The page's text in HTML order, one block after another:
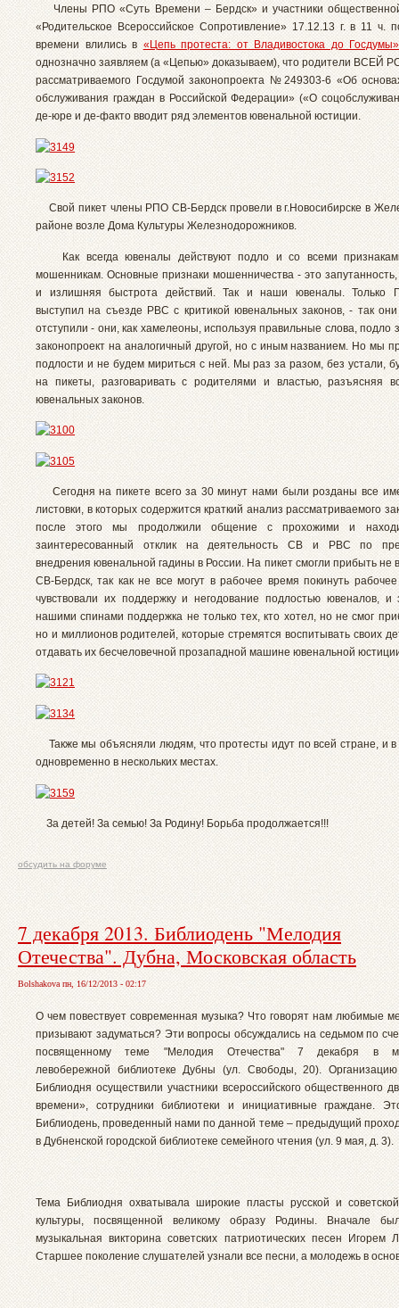
Члены РПО «Суть Времени – Бердск» и участники
«Родительское Всероссийское Сопротивление» 17.12.13 г. в 11 ч.
времени влились в «Цепь протеста: от Владивостока до Госдумы»
однозначно заявляем (а «Цепью» доказываем), что родители ВСЕЙ
рассматриваемого Госдумой законопроекта №249303-6 «Об
обслуживания граждан в Российской Федерации» («О
де-юре и де-факто вводит ряд элементов ювенальной юстиции.
Свой пикет члены РПО СВ-Бердск провели в г.Новосибирске в
районе возле Дома Культуры Железнодорожников.
Как всегда ювеналы действуют подло и со всеми
мошенникам. Основные признаки мошенничества - это запутанность,
и излишняя быстрота действий. Так и наши ювеналы. Только
выступил на съезде РВС с критикой ювенальных законов, - так
отступили - они, как хамелеоны, используя правильные слова, подло
законопроект на аналогичный другой, но с иным названием. Но мы
подлости и не будем мириться с ней. Мы раз за разом, без устали,
на пикеты, разговаривать с родителями и властью, разъясняя
ювенальных законов.
Сегодня на пикете всего за 30 минут нами были розданы все
листовки, в которых содержится краткий анализ рассматриваемого
после этого мы продолжили общение с прохожими и
заинтересованный отклик на деятельность СВ и РВС по
внедрения ювенальной гадины в России. На пикет смогли прибыть
СВ-Бердск, так как не все могут в рабочее время покинуть
чувствовали их поддержку и негодование подлостью ювеналов, и
нашими спинами поддержка не только тех, кто хотел, но не смог
но и миллионов родителей, которые стремятся воспитывать своих
отдавать их бесчеловечной прозападной машине ювенальной
Также мы объясняли людям, что протесты идут по всей стране, и в
одновременно в нескольких местах.
За детей! За семью! За Родину! Борьба продолжается!!!
обсудить на форуме
7 декабря 2013. Библиодень "Мелодия
Отечества". Дубна, Московская область
Bolshakova пн, 16/12/2013 - 02:17
О чем повествует современная музыка? Что говорят нам любимые
призывают задуматься? Эти вопросы обсуждались на седьмом по
посвященному теме "Мелодия Отечества" 7 декабря в
левобережной библиотеке Дубны (ул. Свободы, 20). Организацию
Библиодня осуществили участники всероссийского общественного
времени», сотрудники библиотеки и инициативные граждане.
Библиодень, проведенный нами по данной теме – предыдущий
в Дубненской городской библиотеке семейного чтения (ул. 9 мая, д. 3).
Тема Библиодня охватывала широкие пласты русской и
культуры, посвященной великому образу Родины. Вначале
музыкальная викторина советских патриотических песен Игорем
Старшее поколение слушателей узнали все песни, а молодежь в